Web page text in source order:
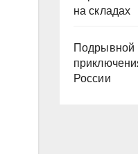
на складах
Подрывной
России